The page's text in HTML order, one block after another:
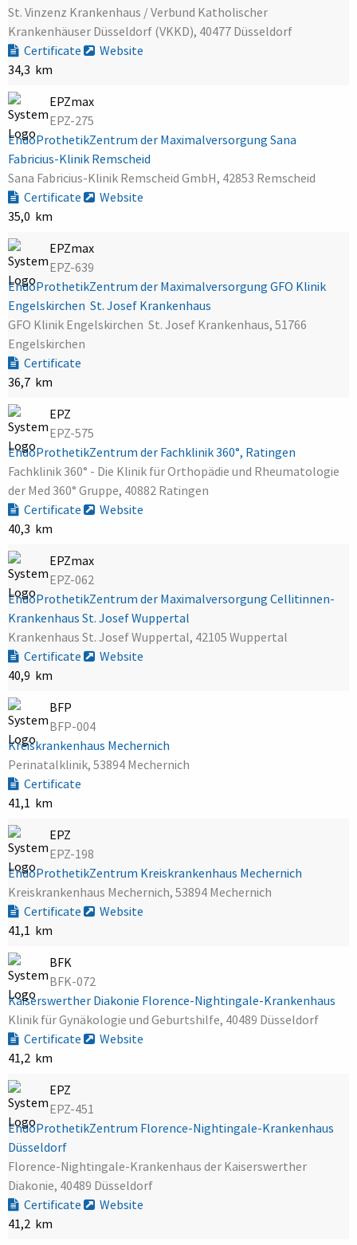
St. Vinzenz Krankenhaus / Verbund Katholischer
Krankenhäuser Düsseldorf (VKKD), 40477 Düsseldorf
Certificate
Website
34,3 km
EPZmax
EPZ-275
EndoProthetikZentrum der Maximalversorgung Sana
Fabricius-Klinik Remscheid
Sana Fabricius-Klinik Remscheid GmbH, 42853 Remscheid
Certificate
Website
35,0 km
EPZmax
EPZ-639
EndoProthetikZentrum der Maximalversorgung GFO Klinik
Engelskirchen  St. Josef Krankenhaus
GFO Klinik Engelskirchen  St. Josef Krankenhaus, 51766
Engelskirchen
Certificate
36,7 km
EPZ
EPZ-575
EndoProthetikZentrum der Fachklinik 360°, Ratingen
Fachklinik 360° - Die Klinik für Orthopädie und Rheumatologie
der Med 360° Gruppe, 40882 Ratingen
Certificate
Website
40,3 km
EPZmax
EPZ-062
EndoProthetikZentrum der Maximalversorgung Cellitinnen-
Krankenhaus St. Josef Wuppertal
Krankenhaus St. Josef Wuppertal, 42105 Wuppertal
Certificate
Website
40,9 km
BFP
BFP-004
Kreiskrankenhaus Mechernich
Perinatalklinik, 53894 Mechernich
Certificate
41,1 km
EPZ
EPZ-198
EndoProthetikZentrum Kreiskrankenhaus Mechernich
Kreiskrankenhaus Mechernich, 53894 Mechernich
Certificate
Website
41,1 km
BFK
BFK-072
Kaiserswerther Diakonie Florence-Nightingale-Krankenhaus
Klinik für Gynäkologie und Geburtshilfe, 40489 Düsseldorf
Certificate
Website
41,2 km
EPZ
EPZ-451
EndoProthetikZentrum Florence-Nightingale-Krankenhaus
Düsseldorf
Florence-Nightingale-Krankenhaus der Kaiserswerther
Diakonie, 40489 Düsseldorf
Certificate
Website
41,2 km